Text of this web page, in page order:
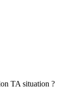
TA situation ?